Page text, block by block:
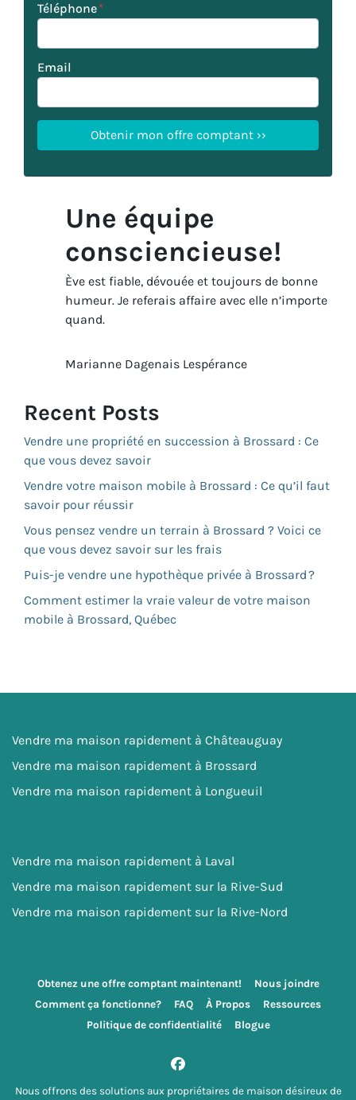
Téléphone*
Email
Une équipe
consciencieuse!
Ève est fiable, dévouée et toujours de bonne
humeur. Je referais affaire avec elle n’importe
quand.
Marianne Dagenais Lespérance
Recent Posts
Vendre une propriété en succession à Brossard : Ce
que vous devez savoir
Vendre votre maison mobile à Brossard : Ce qu’il faut
savoir pour réussir
Vous pensez vendre un terrain à Brossard ? Voici ce
que vous devez savoir sur les frais
Puis-je vendre une hypothèque privée à Brossard ?
Comment estimer la vraie valeur de votre maison
mobile à Brossard, Québec
Vendre ma maison rapidement à Châteauguay
Vendre ma maison rapidement à Brossard
Vendre ma maison rapidement à Longueuil
Vendre ma maison rapidement à Laval
Vendre ma maison rapidement sur la Rive-Sud
Vendre ma maison rapidement sur la Rive-Nord
Obtenez une offre comptant maintenant!
Nous joindre
Comment ça fonctionne?
FAQ À Propos
Ressources
Politique de confidentialité
Blogue
Facebook
Nous offrons des solutions aux propriétaires de maison désireux de